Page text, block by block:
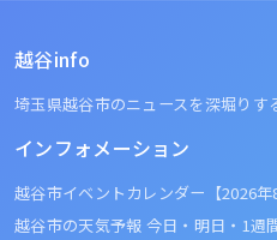
越谷info
埼玉県越谷市のニュースを深堀りす
インフォメーション
越谷市イベントカレンダー【2026
越谷市の天気予報 今日・明日・1週